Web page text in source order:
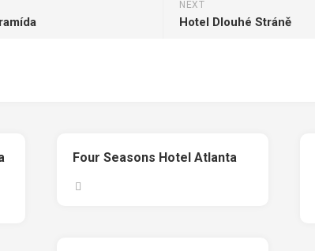
NEXT
Hotel Dlouhé Stráně
Four Seasons Hotel Atlanta